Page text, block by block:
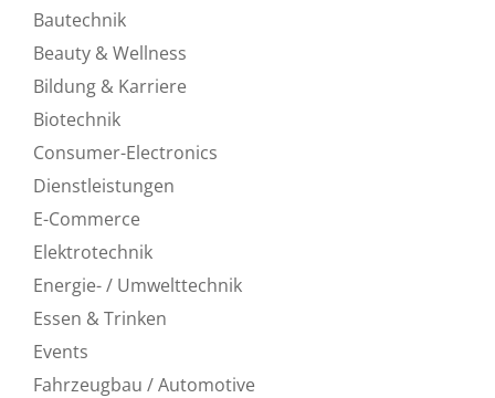
Bautechnik
Beauty & Wellness
Bildung & Karriere
Biotechnik
Consumer-Electronics
Dienstleistungen
E-Commerce
Elektrotechnik
Energie- / Umwelttechnik
Essen & Trinken
Events
Fahrzeugbau / Automotive